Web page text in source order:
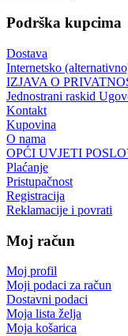
Podrška kupcima
Dostava
Internetsko
IZJAVA O
Jednostrani raskid
Kontakt
Kupovina
O nama
OPĆI UVJETI
Plaćanje
Pristupačnost
Registracija
Reklamacije i povrati
Moj račun
Moj profil
Moji podaci za račun
Dostavni podaci
Moja lista želja
Moja košarica